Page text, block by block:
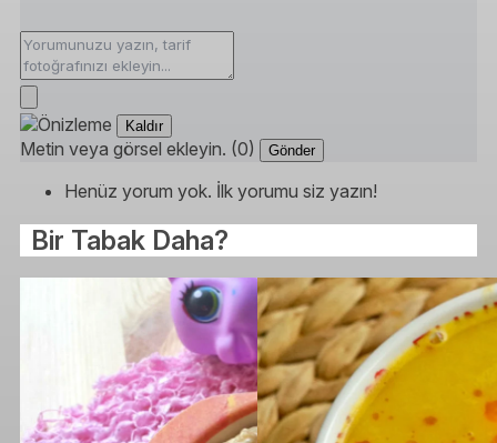
Kaldır
Metin veya görsel ekleyin. (0) Gönder
Henüz yorum yok. İlk yorumu siz yazın!
Bir Tabak Daha?